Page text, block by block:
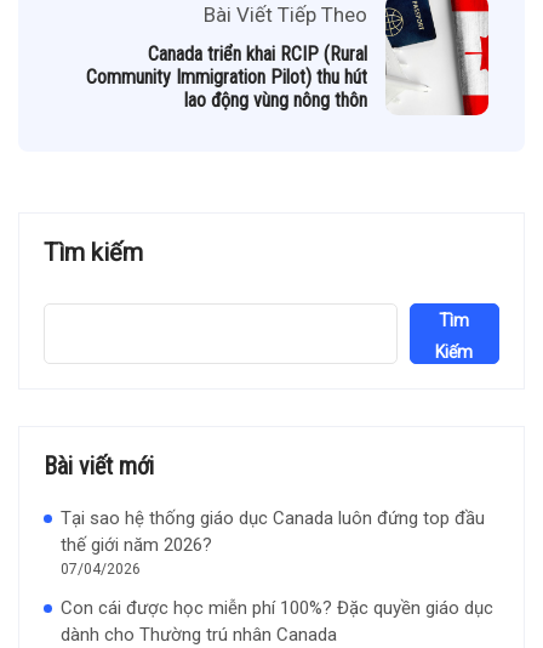
Bài Viết Tiếp Theo
Canada triển khai RCIP (Rural
Community Immigration Pilot) thu hút
lao động vùng nông thôn
Tìm kiếm
Tìm
Kiếm
Bài viết mới
Tại sao hệ thống giáo dục Canada luôn đứng top đầu
thế giới năm 2026?
07/04/2026
Con cái được học miễn phí 100%? Đặc quyền giáo dục
dành cho Thường trú nhân Canada